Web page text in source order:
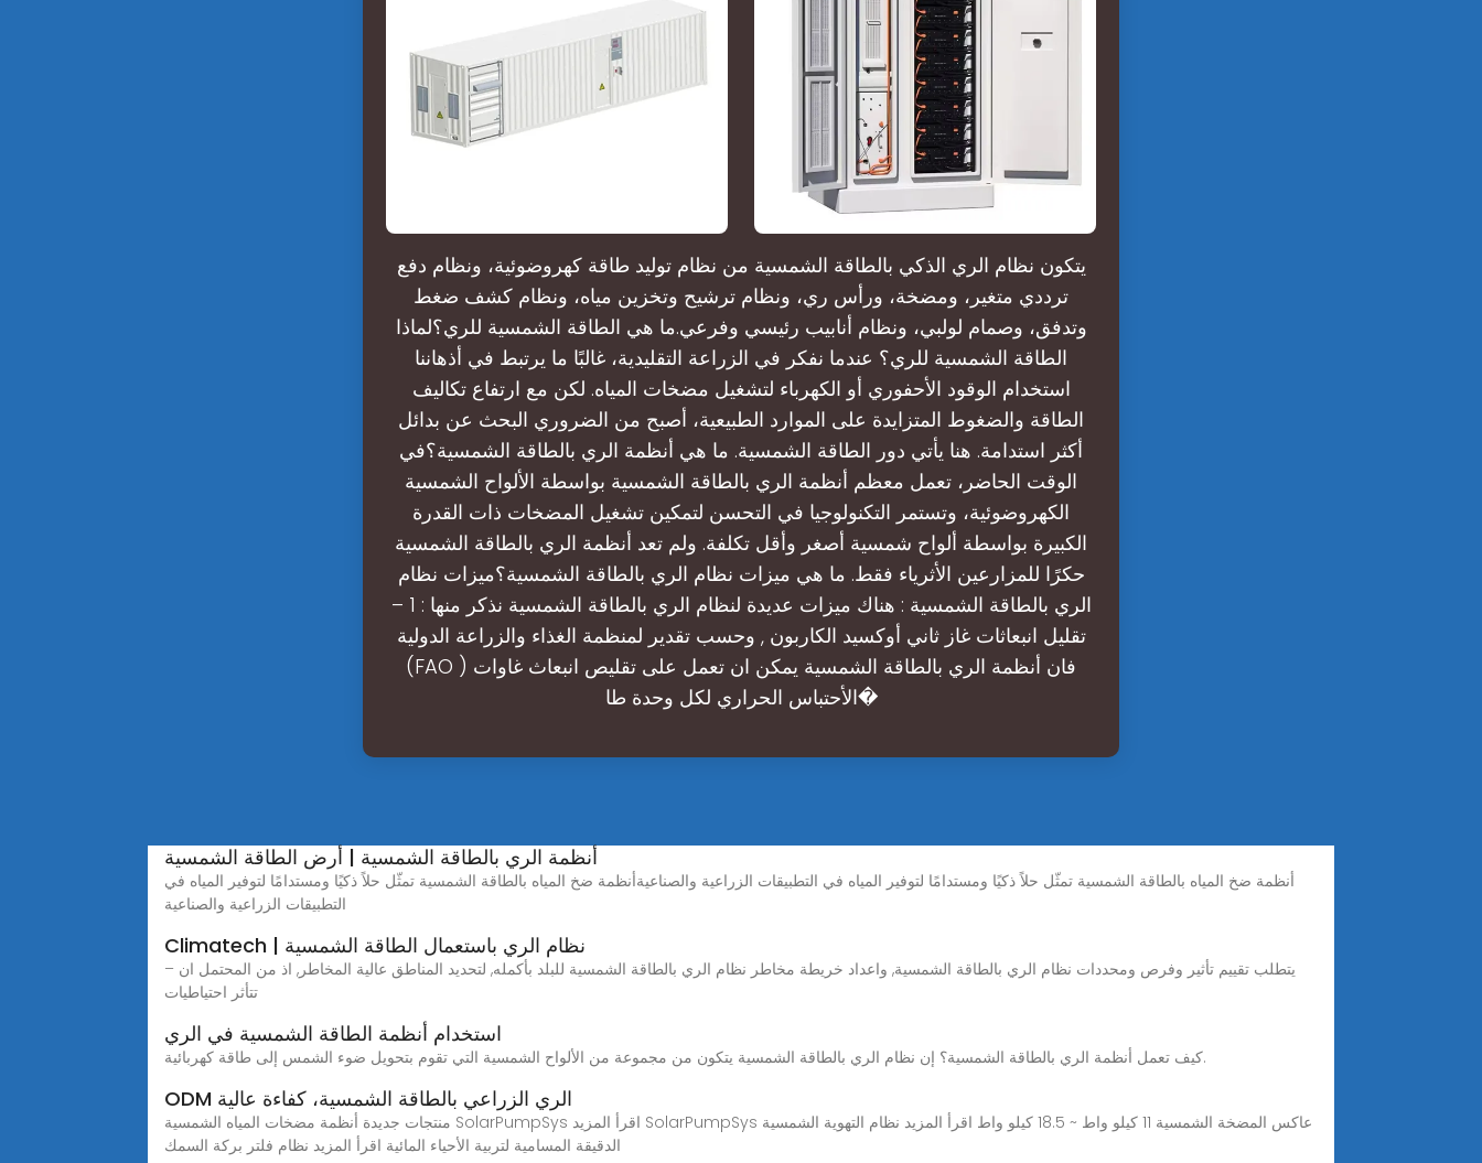
يتكون نظام الري الذكي بالطاقة الشمسية من نظام توليد طاقة كهروضوئية، ونظام دفع
ترددي متغير، ومضخة، ورأس ري، ونظام ترشيح وتخزين مياه، ونظام كشف ضغط
وتدفق، وصمام لولبي، ونظام أنابيب رئيسي وفرعي.ما هي الطاقة الشمسية للري؟لماذا
الطاقة الشمسية للري؟ عندما نفكر في الزراعة التقليدية، غالبًا ما يرتبط في أذهاننا
استخدام الوقود الأحفوري أو الكهرباء لتشغيل مضخات المياه. لكن مع ارتفاع تكاليف
الطاقة والضغوط المتزايدة على الموارد الطبيعية، أصبح من الضروري البحث عن بدائل
أكثر استدامة. هنا يأتي دور الطاقة الشمسية. ما هي أنظمة الري بالطاقة الشمسية؟في
الوقت الحاضر، تعمل معظم أنظمة الري بالطاقة الشمسية بواسطة الألواح الشمسية
الكهروضوئية، وتستمر التكنولوجيا في التحسن لتمكين تشغيل المضخات ذات القدرة
الكبيرة بواسطة ألواح شمسية أصغر وأقل تكلفة. ولم تعد أنظمة الري بالطاقة الشمسية
حكرًا للمزارعين الأثرياء فقط. ما هي ميزات نظام الري بالطاقة الشمسية؟ميزات نظام
الري بالطاقة الشمسية : هناك ميزات عديدة لنظام الري بالطاقة الشمسية نذكر منها : 1 –
تقليل انبعاثات غاز ثاني أوكسيد الكاربون , وحسب تقدير لمنظمة الغذاء والزراعة الدولية
(FAO ) فان أنظمة الري بالطاقة الشمسية يمكن ان تعمل على تقليص انبعاث غاوات
الأحتباس الحراري لكل وحدة طا�
أنظمة الري بالطاقة الشمسية | أرض الطاقة الشمسية
أنظمة ضخ المياه بالطاقة الشمسية تمثّل حلاً ذكيًا ومستدامًا لتوفير المياه في التطبيقات الزراعية والصناعيةأنظمة ضخ المياه بالطاقة الشمسية تمثّل حلاً ذكيًا ومستدامًا لتوفير المياه في
التطبيقات الزراعية والصناعية
Climatech | نظام الري باستعمال الطاقة الشمسية
– يتطلب تقييم تأثير وفرص ومحددات نظام الري بالطاقة الشمسية, واعداد خريطة مخاطر نظام الري بالطاقة الشمسية للبلد بأكمله, لتحديد المناطق عالية المخاطر, اذ من المحتمل ان
تتأثر احتياطيات
استخدام أنظمة الطاقة الشمسية في الري
كيف تعمل أنظمة الري بالطاقة الشمسية؟ إن نظام الري بالطاقة الشمسية يتكون من مجموعة من الألواح الشمسية التي تقوم بتحويل ضوء الشمس إلى طاقة كهربائية.
ODM الري الزراعي بالطاقة الشمسية، كفاءة عالية
منتجات جديدة أنظمة مضخات المياه الشمسية SolarPumpSys اقرأ المزيد SolarPumpSys عاكس المضخة الشمسية 11 كيلو واط ~ 18.5 كيلو واط اقرأ المزيد نظام التهوية الشمسية
الدقيقة المسامية لتربية الأحياء المائية اقرأ المزيد نظام فلتر بركة السمك